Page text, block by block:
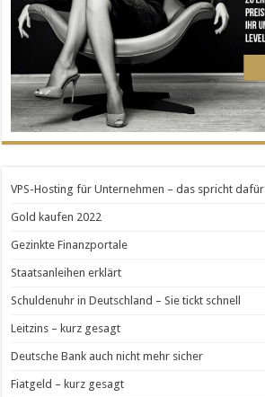
VPS-Hosting für Unternehmen – das spricht dafür
Gold kaufen 2022
Gezinkte Finanzportale
Staatsanleihen erklärt
Schuldenuhr in Deutschland – Sie tickt schnell
Leitzins – kurz gesagt
Deutsche Bank auch nicht mehr sicher
Fiatgeld – kurz gesagt